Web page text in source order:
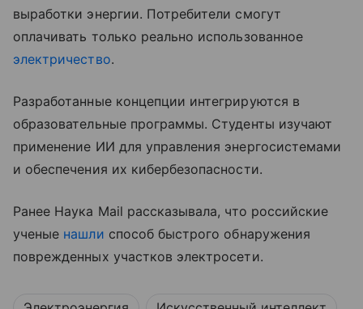
выработки энергии. Потребители смогут
оплачивать только реально использованное
электричество.
Разработанные концепции интегрируются в
образовательные программы. Студенты изучают
применение ИИ для управления энергосистемами
и обеспечения их кибербезопасности.
Ранее Наука Mail рассказывала, что российские
ученые нашли способ быстрого обнаружения
поврежденных участков электросети.